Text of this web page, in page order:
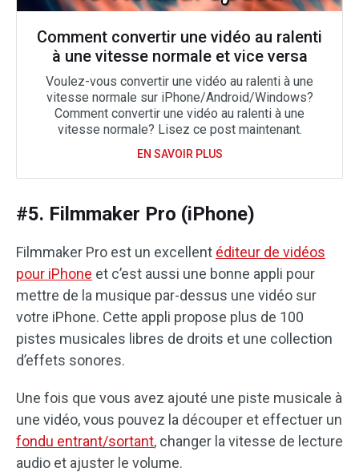
Comment convertir une vidéo au ralenti
à une vitesse normale et vice versa
Voulez-vous convertir une vidéo au ralenti à une
vitesse normale sur iPhone/Android/Windows?
Comment convertir une vidéo au ralenti à une
vitesse normale? Lisez ce post maintenant.
EN SAVOIR PLUS
#5. Filmmaker Pro (iPhone)
Filmmaker Pro est un excellent éditeur de vidéos
pour iPhone et c’est aussi une bonne appli pour
mettre de la musique par-dessus une vidéo sur
votre iPhone. Cette appli propose plus de 100
pistes musicales libres de droits et une collection
d’effets sonores.
Une fois que vous avez ajouté une piste musicale à
une vidéo, vous pouvez la découper et effectuer un
fondu entrant/sortant, changer la vitesse de lecture
audio et ajuster le volume.